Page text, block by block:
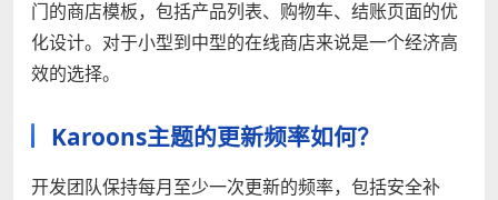
门的商店模板，包括产品列表、购物车、结账页面的优
化设计。对于小型到中型的在线商店来说是一个经济高
效的选择。
Karoons主题的更新频率如何？
开发团队保持每月至少一次更新的频率，包括安全补